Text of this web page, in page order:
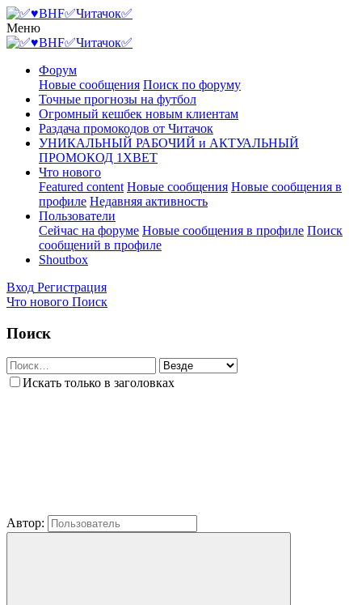
Меню
Форум
Новые сообщения Поиск по форуму
Точные прогнозы на футбол
Огромный кешбек новым клиентам
Раздача промокодов от Читачок
УНИКАЛЬНЫЙ РАБОЧИЙ и АКТУАЛЬНЫЙ
ПРОМОКОД 1XBET
Что нового
Featured content Новые сообщения Новые сообщения в
профиле Недавняя активность
Пользователи
Сейчас на форуме Новые сообщения в профиле Поиск
сообщений в профиле
Shoutbox
Вход Регистрация
Что нового Поиск
Поиск
Искать только в заголовках
Автор: